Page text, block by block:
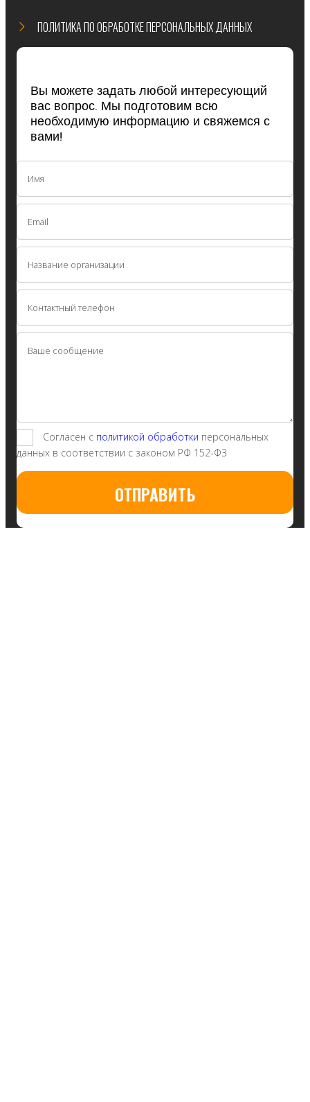
ПОЛИТИКА ПО ОБРАБОТКЕ ПЕРСОНАЛЬНЫХ ДАННЫХ
Вы можете задать любой интересующий
вас вопрос. Мы подготовим всю
необходимую информацию и свяжемся с
вами!
Согласен с политикой обработки персональных
данных в соответствии с законом РФ 152-Ф3
ОТПРАВИТЬ